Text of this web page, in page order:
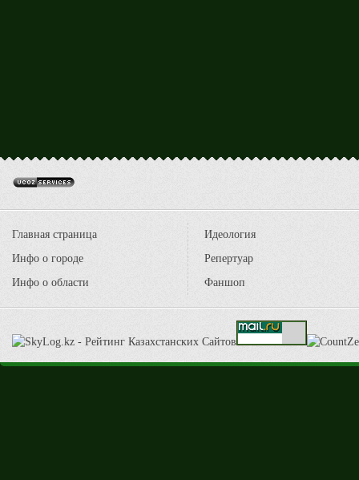
Главная страница
Инфо о городе
Инфо о области
Идеология
Репертуар
Фаншоп